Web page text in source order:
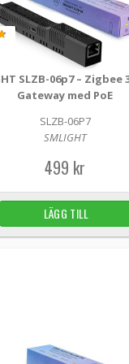
– Zigbee 3.0 LAN
gateway för ditt
som möjliggör sömlös
– Zigbee 3.0 LAN
gateway för ditt
som möjliggör sömlös
SLZB-06p7 – Zigbee
Gateway med PoE
SLZB-06P7
SMLIGHT
499 kr
LÄGG TILL